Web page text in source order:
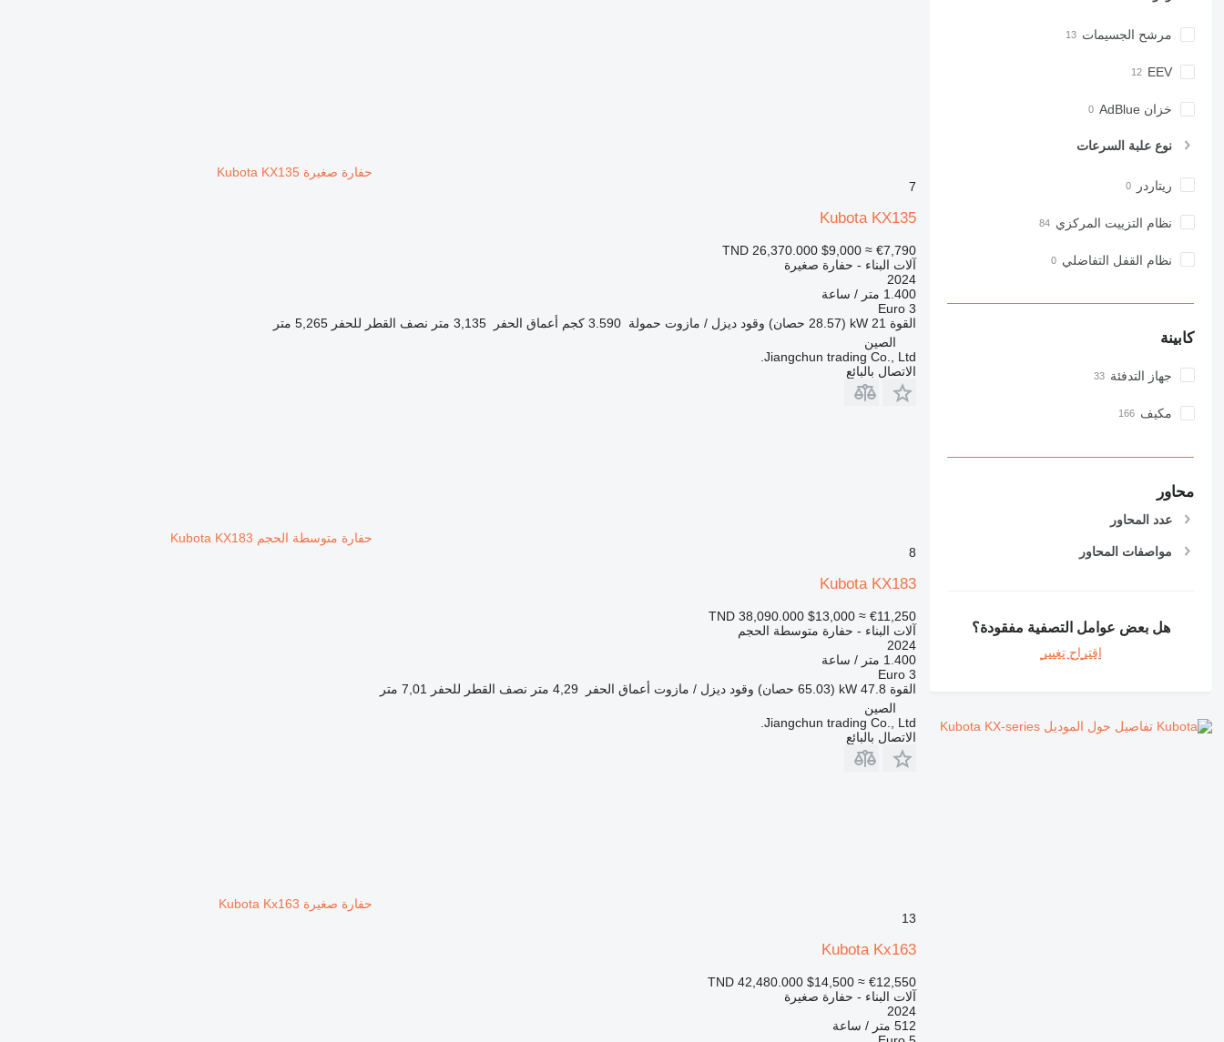
D series
F-series
IT
M-series
NR
RM
مرشح الجسيمات
EEV
خزان AdBlue
نوع علبة السرعات
ريتاردر
نظام التزييت المركزي
نظام القفل التفاضلي
كابينة
جهاز التدفئة
مكيف
محاور
عدد المحاور
مواصفات المحاور
هل بعض عوامل التصفية مفقودة؟
اقتراح تغيير
تفاصيل حول الموديل Kubota KX-series
حفارة صغيرة Kubota KX135
7
Kubota KX135
TND 26,370.000 $9,000 ≈ €7,790
آلات البناء - حفارة صغيرة
2024
1.400 متر / ساعة
Euro 3
القوة 21 kW (28.57 حصان) وقود ديزل / مازوت حمولة 3.590 كجم أعماق الحفر 3,135 متر نصف القطر للحفر 5,265 متر
الصين
Jiangchun trading Co., Ltd.
الاتصال بالبائع
حفارة متوسطة الحجم Kubota KX183
8
Kubota KX183
TND 38,090.000 $13,000 ≈ €11,250
آلات البناء - حفارة متوسطة الحجم
2024
1.400 متر / ساعة
Euro 3
القوة 47.8 kW (65.03 حصان) وقود ديزل / مازوت أعماق الحفر 4,29 متر نصف القطر للحفر
7,01 متر
الصين
Jiangchun trading Co., Ltd.
الاتصال بالبائع
حفارة صغيرة Kubota Kx163
13
Kubota Kx163
TND 42,480.000 $14,500 ≈ €12,550
آلات البناء - حفارة صغيرة
2024
512 متر / ساعة